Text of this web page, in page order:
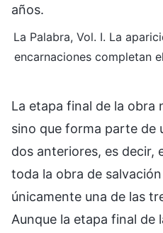
años.
La Palabra, Vol. I. La
encarnaciones completan
La etapa final de la obra
sino que forma parte de
dos anteriores, es decir,
toda la obra de
únicamente una de las
Aunque la etapa final de